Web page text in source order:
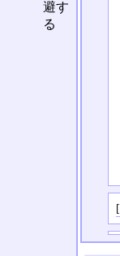
[
避す
る